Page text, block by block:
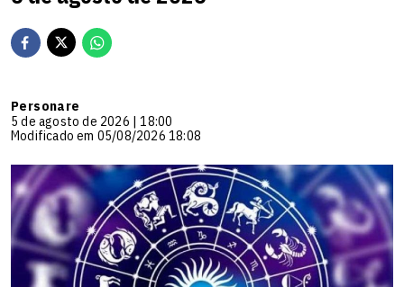
Personare
5 de agosto de 2026 | 18:00
Modificado em 05/08/2026 18:08